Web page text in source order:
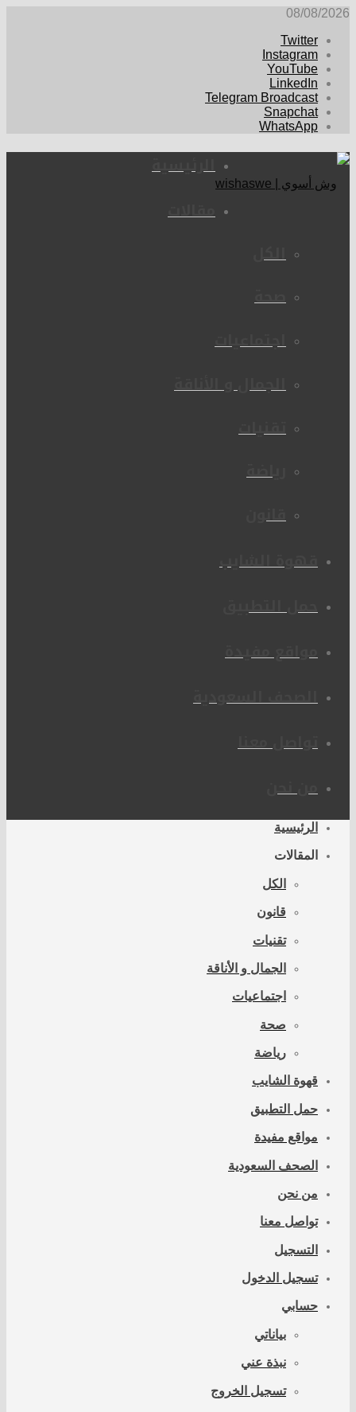
08/08/2026
Twitter
Instagram
YouTube
LinkedIn
Telegram Broadcast
Snapchat
WhatsApp
الرئيسية
مقالات
الكل
صحة
اجتماعيات
الجمال و الأناقة
تقنيات
رياضة
قانون
قهوة الشايب
حمل التطبيق
مواقع مفيدة
الصحف السعودية
تواصل معنا
من نحن
الرئيسية
المقالات
الكل
قانون
تقنيات
الجمال و الأناقة
اجتماعيات
صحة
رياضة
قهوة الشايب
حمل التطبيق
مواقع مفيدة
الصحف السعودية
من نحن
تواصل معنا
التسجيل
تسجيل الدخول
حسابي
بياناتي
نبذة عني
تسجيل الخروج